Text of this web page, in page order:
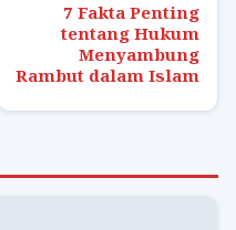
7 Fakta Penting
tentang Hukum
Menyambung
Rambut dalam Islam